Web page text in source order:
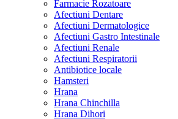
Farmacie Rozatoare
Afectiuni Dentare
Afectiuni Dermatologice
Afectiuni Gastro Intestinale
Afectiuni Renale
Afectiuni Respiratorii
Antibiotice locale
Hamsteri
Hrana
Hrana Chinchilla
Hrana Dihori